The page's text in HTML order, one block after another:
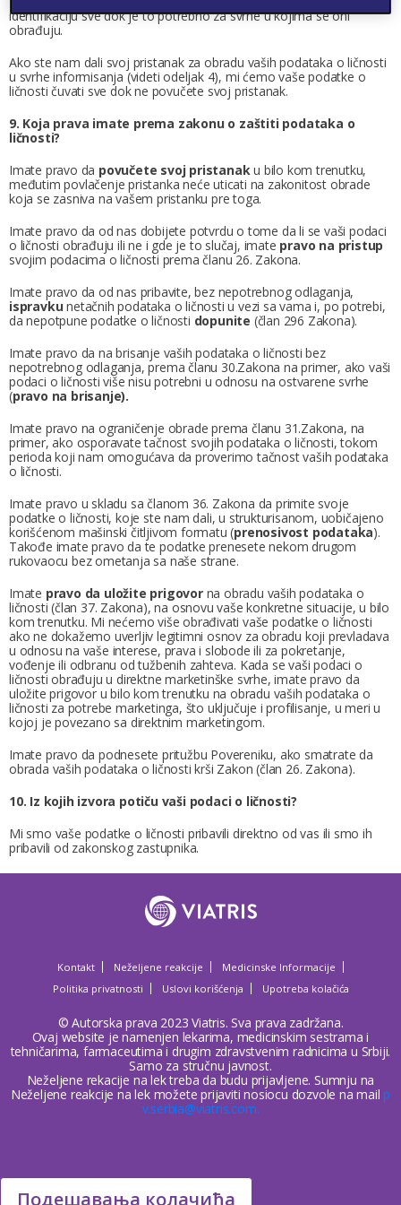
identifikaciju sve dok je to potrebno za svrhe u kojima se oni
obrađuju.
Ako ste nam dali svoj pristanak za obradu vaših podataka o ličnosti
u svrhe informisanja (videti odeljak 4), mi ćemo vaše podatke o
ličnosti čuvati sve dok ne povučete svoj pristanak.
9. Koja prava imate prema zakonu o zaštiti podataka o
ličnosti?
Imate pravo da povučete svoj pristanaku bilo kom trenutku,
međutim povlačenje pristanka neće uticati na zakonitost obrade
koja se zasniva na vašem pristanku pre toga.
Imate pravo da od nas dobijete potvrdu o tome da li se vaši podaci
o ličnosti obrađuju ili ne i gde je to slučaj, imate pravo na pristup
svojim podacima o ličnosti prema članu 26. Zakona.
Imate pravo da od nas pribavite, bez nepotrebnog odlaganja,
ispravkunetačnih podataka o ličnosti u vezi sa vama i, po potrebi,
da nepotpune podatke o ličnosti dopunite (član 296 Zakona).
Imate pravo da na brisanje vaših podataka o ličnosti bez
nepotrebnog odlaganja, prema članu 30.Zakona na primer, ako vaši
podaci o ličnosti više nisu potrebni u odnosu na ostvarene svrhe
(pravo na brisanje).
Imate pravo na ograničenje obrade prema članu 31.Zakona, na
primer, ako osporavate tačnost svojih podataka o ličnosti, tokom
perioda koji nam omogućava da proverimo tačnost vaših podataka
o ličnosti.
Imate pravo u skladu sa članom 36. Zakona da primite svoje
podatke o ličnosti, koje ste nam dali, u strukturisanom, uobičajeno
korišćenom mašinski čitljivom formatu (prenosivost podataka).
Takođe imate pravo da te podatke prenesete nekom drugom
rukovaocu bez ometanja sa naše strane.
Imate pravo da uložite prigovor na obradu vaših podataka o
ličnosti (član 37. Zakona), na osnovu vaše konkretne situacije, u bilo
kom trenutku. Mi nećemo više obrađivati vaše podatke o ličnosti
ako ne dokažemo uverljiv legitimni osnov za obradu koji prevladava
u odnosu na vaše interese, prava i slobode ili za pokretanje,
vođenje ili odbranu od tužbenih zahteva. Kada se vaši podaci o
ličnosti obrađuju u direktne marketinške svrhe, imate pravo da
uložite prigovor u bilo kom trenutku na obradu vaših podataka o
ličnosti za potrebe marketinga, što uključuje i profilisanje, u meri u
kojoj je povezano sa direktnim marketingom.
Imate pravo da podnesete pritužbu Povereniku, ako smatrate da
obrada vaših podataka o ličnosti krši Zakon (član 26. Zakona).
10. Iz kojih izvora potiču vaši podaci o ličnosti?
Mi smo vaše podatke o ličnosti pribavili direktno od vas ili smo ih
pribavili od zakonskog zastupnika.
Kontakt Neželjene reakcije
Medicinske Informacije
Politika privatnosti
Uslovi korišćenja Upotreba kolačića
© Autorska prava 2023 Viatris. Sva prava zadržana.
Ovaj website je namenjen lekarima, medicinskim sestrama i
tehničarima, farmaceutima i drugim zdravstvenim radnicima u Srbiji.
Samo za stručnu javnost.
Neželjene rekacije na lek treba da budu prijavljene. Sumnju na
Neželjene reakcije na lek možete prijaviti nosiocu dozvole na mail p
v.serbia@viatris.com.
Подешавања колачића